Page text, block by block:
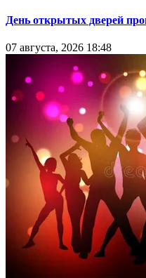
День открытых дверей
07 августа, 2026 18:48